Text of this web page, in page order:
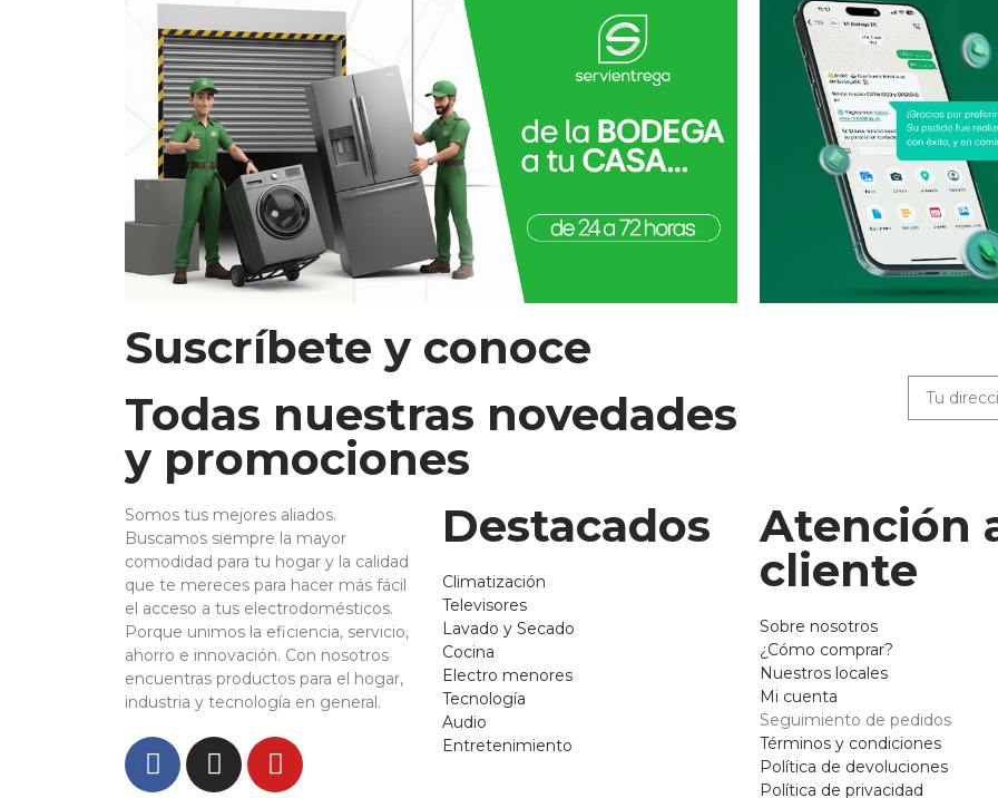
Suscríbete y conoce
Todas nuestras novedades
y promociones
Somos tus mejores aliados.
Buscamos siempre la mayor
comodidad para tu hogar y la calidad
que te mereces para hacer más fácil
el acceso a tus electrodomésticos.
Porque unimos la eficiencia, servicio,
ahorro e innovación. Con nosotros
encuentras productos para el hogar,
industria y tecnología en general.
Destacados
Climatización
Televisores
Lavado y Secado
Cocina
Electro menores
Tecnología
Audio
Entretenimiento
Atención
cliente
Sobre nosotros
¿Cómo comprar?
Nuestros locales
Mi cuenta
Seguimiento de pedidos
Términos y condiciones
Política de devoluciones
Política de privacidad